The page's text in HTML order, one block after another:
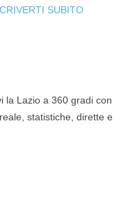
SUBITO
la Lazio a 360 gradi con
statistiche, dirette e